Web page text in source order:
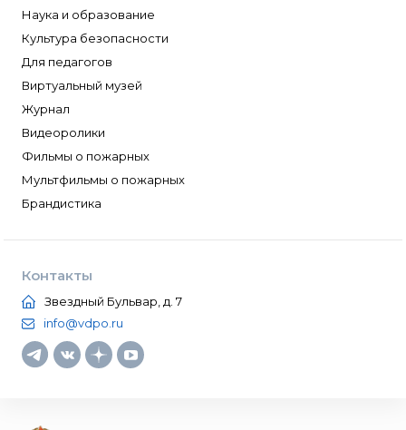
Наука и образование
Культура безопасности
Для педагогов
Виртуальный музей
Журнал
Видеоролики
Фильмы о пожарных
Мультфильмы о пожарных
Брандистика
Контакты
Звездный Бульвар, д. 7
info@vdpo.ru